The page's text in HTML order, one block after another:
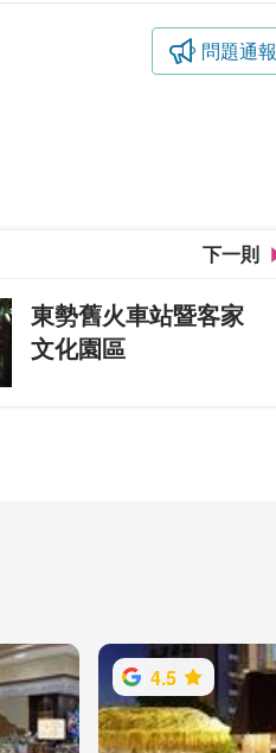
問題通報
下一則
東勢舊火車站暨客家
文化園區
4.5